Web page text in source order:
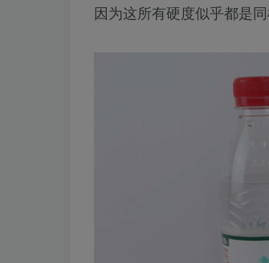
因为这所有硬度似乎都是